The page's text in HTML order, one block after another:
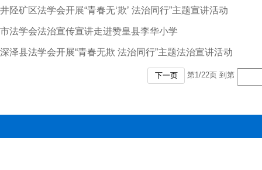
井陉矿区法学会开展“青春无‘欺’ 法治同行”主题宣讲活动
市法学会法治宣传宣讲走进赞皇县李华小学
深泽县法学会开展“青春无欺 法治同行”主题法治宣讲活动
下一页 第1/22页 到第